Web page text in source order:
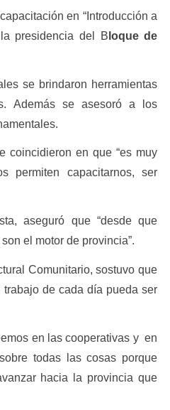
en “Introducción a
presidencia del B loque de
se brindaron herramientas
Además se asesoró a los
coincidieron en que “es muy
permiten capacitarnos, ser
aseguró que “desde que
el motor de provincia”.
Comunitario, sostuvo que
trabajo de cada día pueda ser
en las cooperativas y en
todas las cosas porque
hacia la provincia que